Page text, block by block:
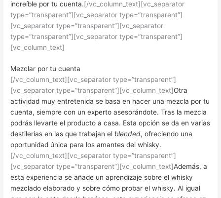
increíble por tu cuenta.[/vc_column_text][vc_separator
type=”transparent”][vc_separator type=”transparent”]
[vc_separator type=”transparent”][vc_separator
type=”transparent”][vc_separator type=”transparent”]
[vc_column_text]
Mezclar por tu cuenta
[/vc_column_text][vc_separator type=”transparent”]
[vc_separator type=”transparent”][vc_column_text]Otra
actividad muy entretenida se basa en hacer una mezcla por tu
cuenta, siempre con un experto asesorándote. Tras la mezcla
podrás llevarte el producto a casa. Esta opción se da en varias
destilerías en las que trabajan elblended, ofreciendo una
oportunidad única para los amantes del whisky.
[/vc_column_text][vc_separator type=”transparent”]
[vc_separator type=”transparent”][vc_column_text]Además, a
esta experiencia se añade un aprendizaje sobre el whisky
mezclado elaborado y sobre cómo probar el whisky. Al igual